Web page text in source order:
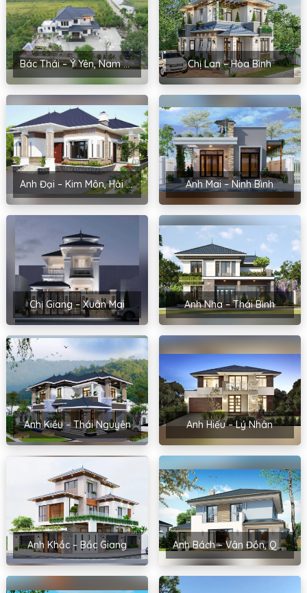
Bác Thái – Ý Yên, Nam Định Chị Lan – Hòa Bình
Anh Đại – Kim Môn, Hải Dương Anh Mai – Ninh Bình
Chị Giang – Xuân Mai Anh Nha – Thái Bình
Anh Kiều – Thái Nguyên Anh Hiếu – Lý Nhân
Anh Khắc – Bắc Giang Anh Bách – Vân Đồn, Quảng Ninh